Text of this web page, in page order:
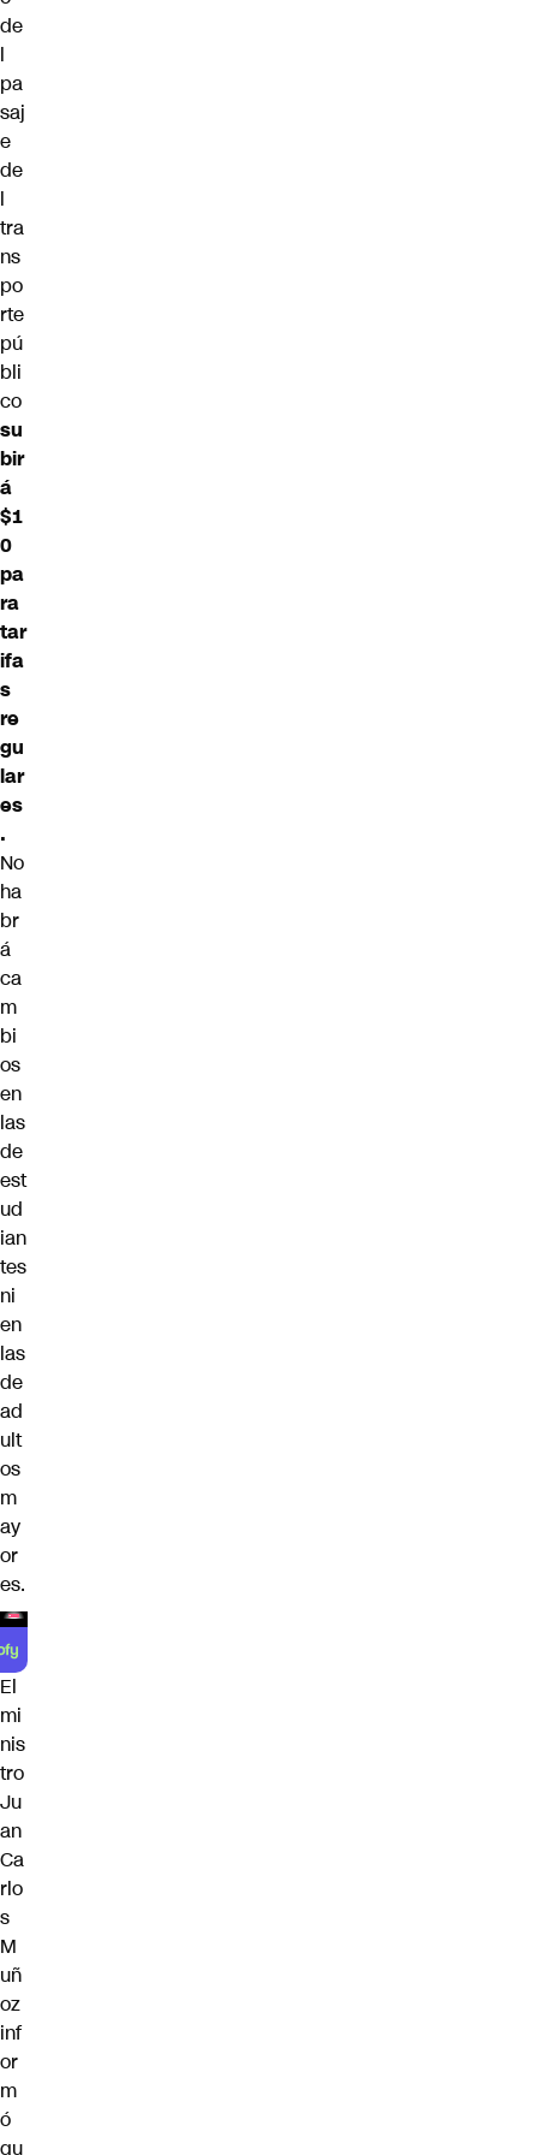
de
l
pa
saj
e
de
l
tra
ns
po
rte
pú
bli
co
su
bir
á
$1
0
pa
ra
tar
ifa
s
re
gu
lar
es
.
No
ha
br
á
ca
m
bi
os
en
las
de
est
ud
ian
tes
ni
en
las
de
ad
ult
os
m
ay
or
es.
El
mi
nis
tro
Ju
an
Ca
rlo
s
M
uñ
oz
inf
or
m
ó
qu